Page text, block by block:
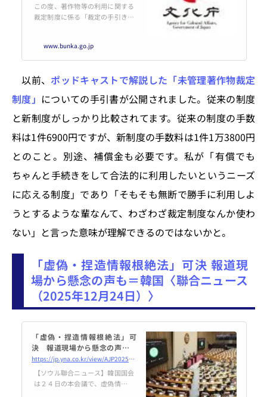
この度、著作物等の利用に関する
裁定制度に係る「裁定の手引き
www.bunka.go.jp
以前、 ポッドキャストで解説した「未管理著作物裁定
制度」 についての手引書が公開されました。従来の制度
と新制度がしっかり比較されてます。従来の制度の手数
料は1件6900円ですが、新制度の手数料は1件1万3800円
とのこと。別途、補償金も必要です。私が「有償でも
ちゃんと手続きをして合法的に利用したいというニーズ
に応える制度」であり「そもそも無断で勝手に利用しよ
うとするような輩なんて、わざわざ裁定制度なんか使わ
ない」と言った意味が理解できるのではないかと。
「虚偽・捏造情報根絶法」可決 報道現
場から懸念の声も＝韓国〈聯合ニュース
（2025年12月24日）〉
「虚偽・捏造情報根絶法」可
決 報道現場から懸念の声も＝
韓国 | 聯合ニュース
https://jp.yna.co.kr/view/AJP20251224002600882
【ソウル聯合ニュース】韓国国会
は２４日の本会議で、虚偽情報や